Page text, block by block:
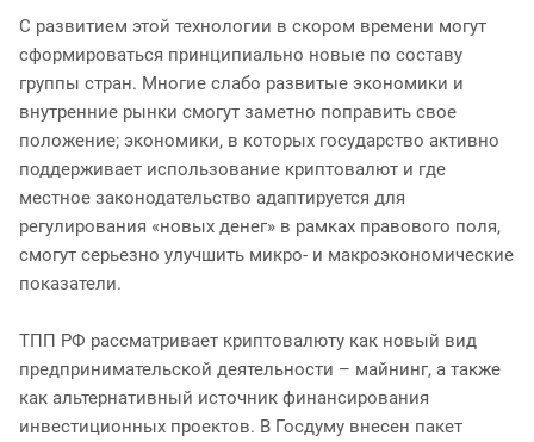
С развитием этой технологии в скором времени могут
сформироваться принципиально новые по составу
группы стран. Многие слабо развитые экономики и
внутренние рынки смогут заметно поправить свое
положение; экономики, в которых государство активно
поддерживает использование криптовалют и где
местное законодательство адаптируется для
регулирования «новых денег» в рамках правового поля,
смогут серьезно улучшить микро- и макроэкономические
показатели.
ТПП РФ рассматривает криптовалюту как новый вид
предпринимательской деятельности – майнинг, а также
как альтернативный источник финансирования
инвестиционных проектов. В Госдуму внесен пакет